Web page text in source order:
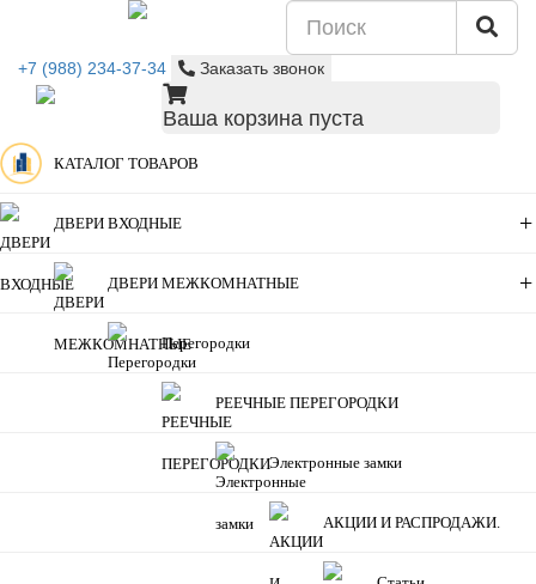
+7 (988) 234-37-34 Заказать звонок
Ваша корзина пуста
КАТАЛОГ ТОВАРОВ
+
ДВЕРИ ВХОДНЫЕ
+
ДВЕРИ МЕЖКОМНАТНЫЕ
Перегородки
РЕЕЧНЫЕ ПЕРЕГОРОДКИ
Электронные замки
АКЦИИ И РАСПРОДАЖИ.